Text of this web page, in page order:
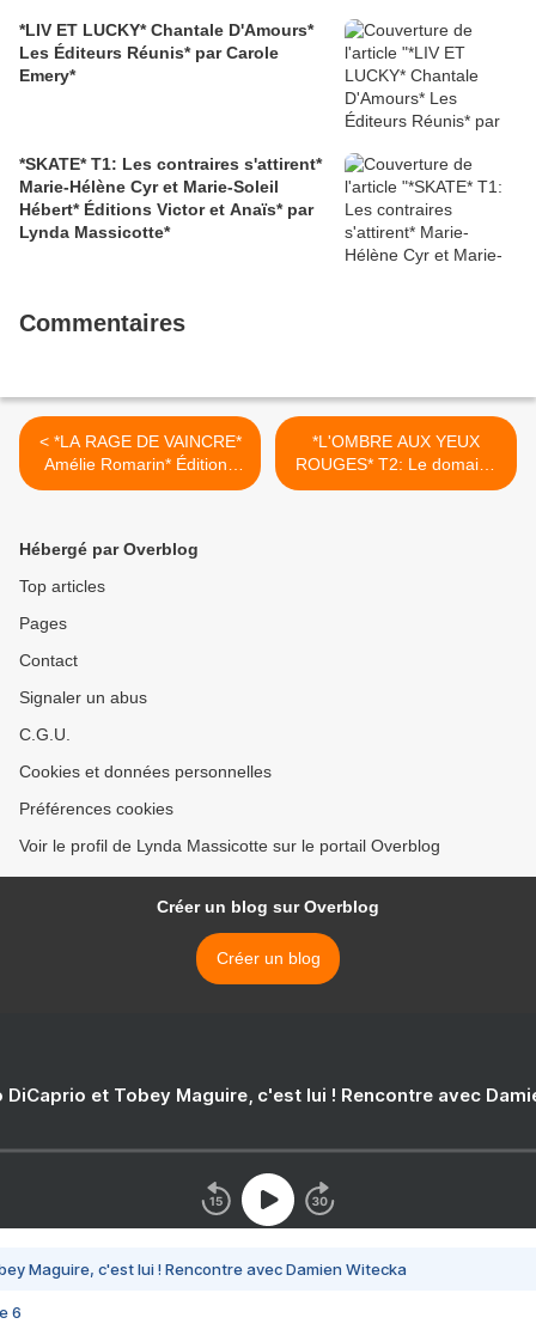
*LIV ET LUCKY* Chantale D'Amours*
Les Éditeurs Réunis* par Carole
Emery*
*SKATE* T1: Les contraires s'attirent*
Marie-Hélène Cyr et Marie-Soleil
Hébert* Éditions Victor et Anaïs* par
Lynda Massicotte*
Commentaires
< *LA RAGE DE VAINCRE*
Amélie Romarin* Éditions
Ethen* par Martine
*L'OMBRE AUX YEUX
ROUGES* T2: Le domaine
de Thornton*Maëva
Hébergé par Overblog
Top articles
Pages
Contact
Signaler un abus
C.G.U.
Cookies et données personnelles
Préférences cookies
Voir le profil de Lynda Massicotte sur le portail Overblog
Créer un blog sur Overblog
Créer un blog
DiCaprio et Tobey Maguire, c'est lui ! Rencontre avec
Maguire, c'est lui ! Rencontre avec Damien Witecka
6